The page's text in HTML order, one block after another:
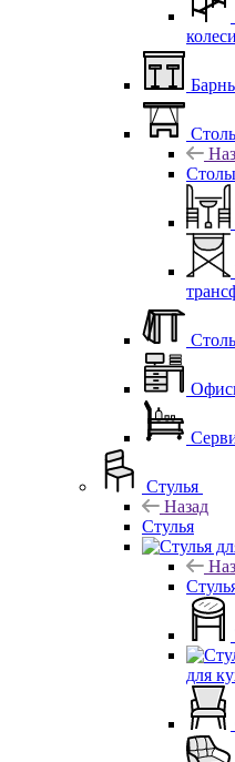
Стулья
Назад
Стулья
для